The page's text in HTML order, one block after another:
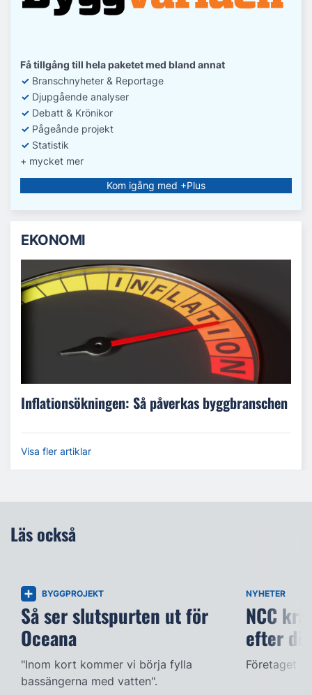
Få tillgång till hela paketet med bland annat
✓ Branschnyheter & Reportage
✓ Djupgående analyser
✓ Debatt & Krönikor
✓ Pågeånde projekt
✓ Statistik
+ mycket mer
Kom igång med +Plus
EKONOMI
Inflationsökningen: Så påverkas byggbranschen
Visa fler artiklar
Läs också
BYGGPROJEKT
Så ser slutspurten ut för
Oceana
"Inom kort kommer vi börja fylla
bassängerna med vatten".
NYHETER
NCC
efter
Företaget